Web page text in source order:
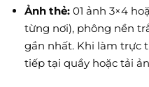
Ảnh thẻ:01 ảnh 3×4
từng nơi), phông nền
gần nhất. Khi làm trực
tiếp tại quầy hoặc tải